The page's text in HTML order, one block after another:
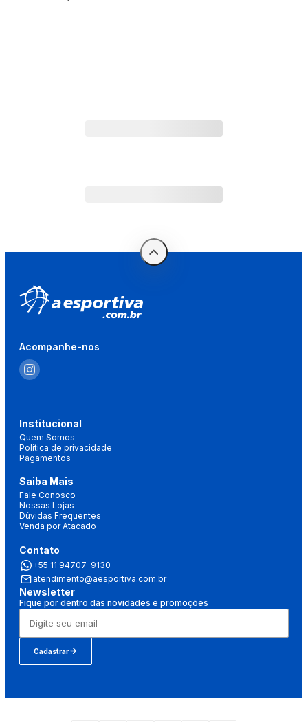
Acompanhe-nos
Institucional
Quem Somos
Política de privacidade
Pagamentos
Saiba Mais
Fale Conosco
Nossas Lojas
Dúvidas Frequentes
Venda por Atacado
Contato
+55 11 94707-9130
atendimento@aesportiva.com.br
Newsletter
Fique por dentro das novidades e promoções
Cadastrar